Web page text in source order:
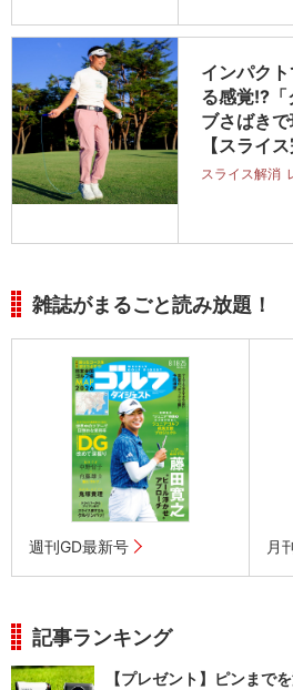
インパク
る感覚!?「
ブさばき
【スライ
スライス解消
雑誌がまるごと読み放題！
週刊GD最新号 月
記事ランキング
【プレゼント】ピンまで